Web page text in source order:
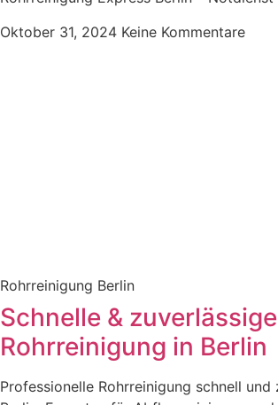
Oktober 31, 2024 Keine Kommentare
Rohrreinigung Berlin
Schnelle & zuverlässige
Rohrreinigung in Berlin
Professionelle Rohrreinigung schnell und